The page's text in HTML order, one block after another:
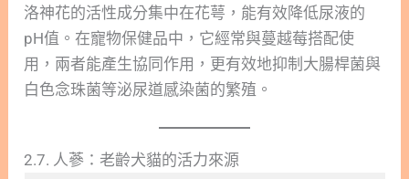
洛神花的活性成分集中在花萼，能有效降低尿液的
pH值。在寵物保健品中，它經常與蔓越莓搭配使
用，兩者能產生協同作用，更有效地抑制大腸桿菌與
白色念珠菌等泌尿道感染菌的繁殖。
2.7. 人蔘：老齡犬貓的活力來源